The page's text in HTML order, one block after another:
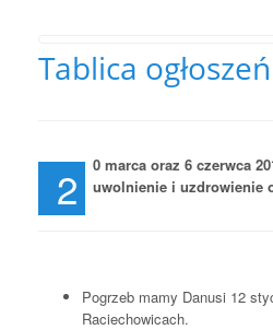
Tablica ogłoszeń
2
0 marca oraz 6 czerwca
uwolnienie i uzdrowienie
Pogrzeb mamy Danusi 12
Raciechowicach.